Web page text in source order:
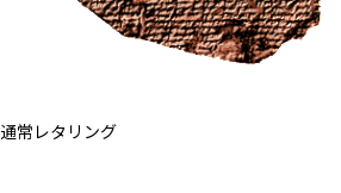
通常レタリング